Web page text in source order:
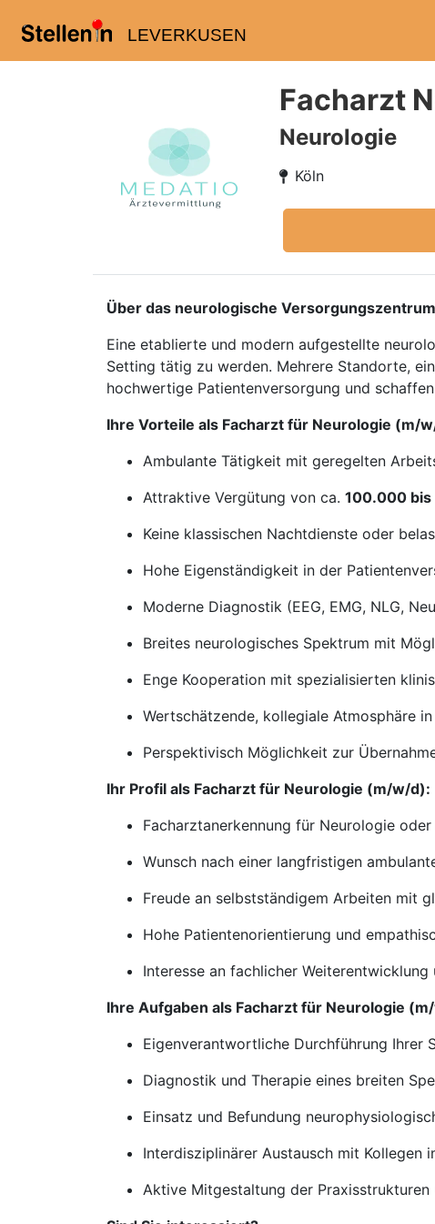
LEVERKUSEN
Facharzt
Neurologie
Köln
Über das neurologische
Eine etablierte und modern aufgestellte
Setting tätig zu werden. Mehrere Standorte,
hochwertige Patientenversorgung und
Ihre Vorteile als Facharzt für Neurologie (m/
Ambulante Tätigkeit mit geregelten
Attraktive Vergütung von ca. 100.000
Keine klassischen Nachtdienste oder
Hohe Eigenständigkeit in der
Moderne Diagnostik (EEG, EMG, NLG,
Breites neurologisches Spektrum mit
Enge Kooperation mit spezialisierten
Wertschätzende, kollegiale Atmosphäre
Perspektivisch Möglichkeit zur
Ihr Profil als Facharzt für Neurologie (m/w/d):
Facharztanerkennung für Neurologie
Wunsch nach einer langfristigen
Freude an selbstständigem Arbeiten mit
Hohe Patientenorientierung und
Interesse an fachlicher
Ihre Aufgaben als Facharzt für Neurologie
Eigenverantwortliche Durchführung Ihrer
Diagnostik und Therapie eines breiten
Einsatz und Befundung
Interdisziplinärer Austausch mit Kollegen
Aktive Mitgestaltung der Praxisstrukturen